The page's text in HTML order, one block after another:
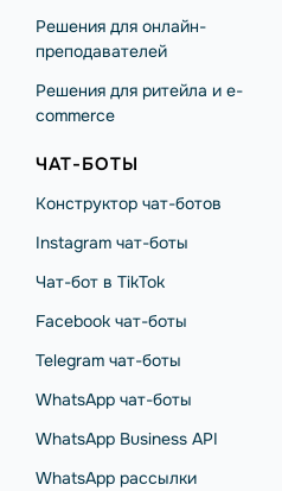
Решения для онлайн-
преподавателей
Решения для ритейла и e-
commerce
ЧАТ-БОТЫ
Конструктор чат-ботов
Instagram чат-боты
Чат-бот в TikTok
Facebook чат-боты
Telegram чат-боты
WhatsApp чат-боты
WhatsApp Business API
WhatsApp рассылки